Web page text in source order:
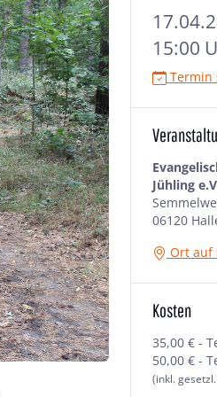
15:00
Termin
Jühling
06120
Ort auf
Kosten
35,00 € -
50,00 € -
(inkl.